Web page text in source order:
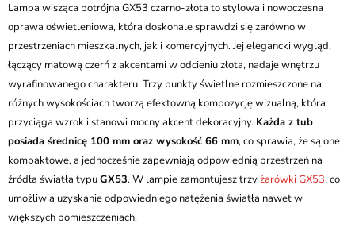
Poczta Polska Kurier 48H - 16 zł
Kurier GLS - 20 zł
Przesyłka Gabarytowa - 35 zł
kontakt@ledstyl.pl
Lampa wisząca potrójna GX53 czarno-złota to stylowa i nowoczesna
oprawa oświetleniowa, która doskonale sprawdzi się zarówno w
przestrzeniach mieszkalnych, jak i komercyjnych. Jej elegancki wygląd,
łączący matową czerń z akcentami w odcieniu złota, nadaje wnętrzu
wyrafinowanego charakteru. Trzy punkty świetlne rozmieszczone na
różnych wysokościach tworzą efektowną kompozycję wizualną, która
przyciąga wzrok i stanowi mocny akcent dekoracyjny. Każda z tub
posiada średnicę 100 mm oraz wysokość 66 mm, co sprawia, że są one
kompaktowe, a jednocześnie zapewniają odpowiednią przestrzeń na
źródła światła typuGX53. W lampie zamontujesz trzyżarówki GX53, co
umożliwia uzyskanie odpowiedniego natężenia światła nawet w
większych pomieszczeniach.